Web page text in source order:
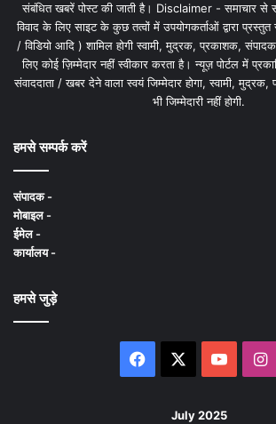
संबंधित खबरें पोस्ट की जाती है। Disclaimer - समाचार से
विवाद के लिए साइट के कुछ तत्वों में उपयोगकर्ताओं द्वारा
/ विडियो आदि ) शामिल होगी स्वामी, मुद्रक, प्रकाशक,
लिए कोई ज़िम्मेदार नहीं स्वीकार करता है। न्यूज़ पोर्टल में
संवाददाता / खबर देने वाला स्वयं जिम्मेदार होगा, स्वामी,
भी जिम्मेदारी नहीं होगी.
हमसे सम्पर्क करें
संपादक -
मोबाइल -
ईमेल -
कार्यालय -
हमसे जुड़े
Facebook
July 2025